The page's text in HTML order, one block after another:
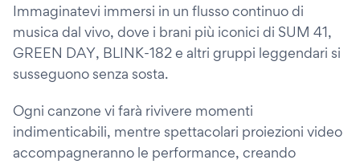
Immaginatevi immersi in un flusso continuo di
musica dal vivo, dove i brani più iconici di SUM 41,
GREEN DAY, BLINK-182 e altri gruppi leggendari si
susseguono senza sosta.
Ogni canzone vi farà rivivere momenti
indimenticabili, mentre spettacolari proiezioni video
accompagneranno le performance, creando